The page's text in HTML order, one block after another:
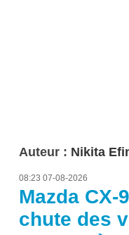
Auteur : Nikita
08:23 07-08-2026
Mazda CX-
chute des